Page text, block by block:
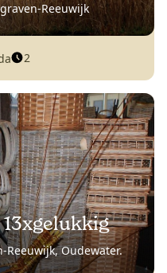
Reeuwijk
2
Reeuwijk, Oudewater.